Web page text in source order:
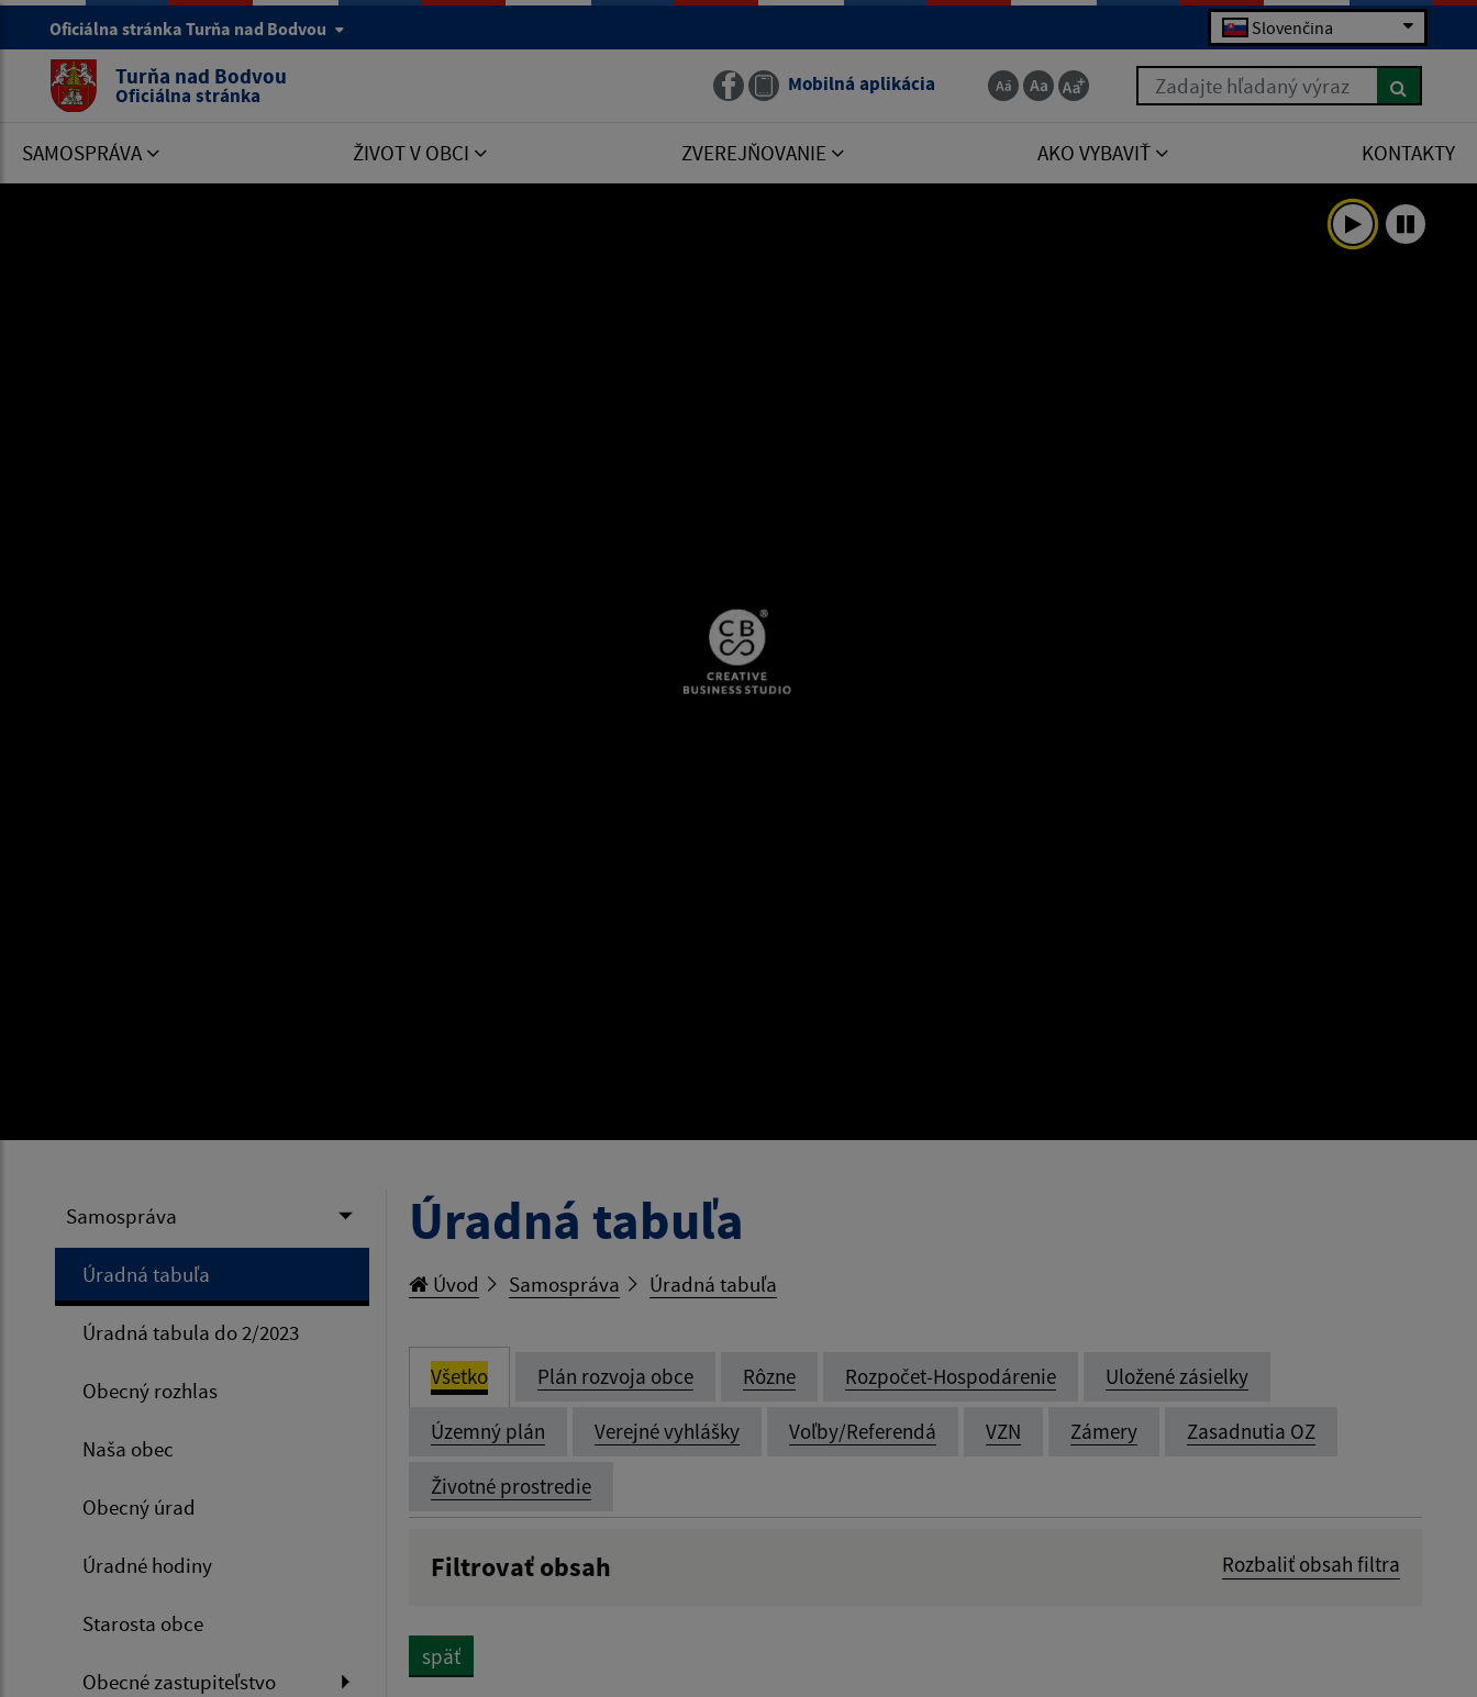
Oficiálna stránka Turňa nad Bodvou Slovenčina
Turňa nad Bodvou
Oficiálna stránka Mobilná aplikácia Zadajte hľadaný výraz
SAMOSPRÁVA ŽIVOT V OBCI ZVEREJŇOVANIE AKO VYBAVIŤ KONTAKTY
Samospráva
Úradná tabuľa
Úradná tabula do 2/2023
Obecný rozhlas
Naša obec
Obecný úrad
Úradné hodiny
Starosta obce
Obecné zastupiteľstvo
Úradná tabuľa
Úvod Samospráva Úradná tabuľa
Všetko Plán rozvoja obce Rôzne Rozpočet-Hospodárenie Uložené zásielky
Územný plán Verejné vyhlášky Voľby/Referendá VZN Zámery Zasadnutia OZ
Životné prostredie
Filtrovať obsah Rozbaliť obsah filtra
späť